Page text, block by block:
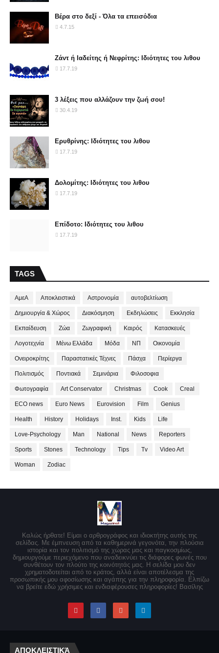
Βέρα στο δεξί - Όλα τα επεισόδια
4.7.15
Ζάντ ή Ιαδείτης ή Νεφρίτης: Ιδιότητες του λιθου
17.7.19
3 λέξεις που αλλάζουν την ζωή σου!
30.4.19
Ερυθρίνης: Ιδιότητες του λιθου
17.7.19
Δολομίτης: Ιδιότητες του λιθου
17.7.19
Επίδοτο: Ιδιότητες του λιθου
17.7.19
TAGS
ΑμεΑ Αποκλειστικά Αστρονομία αυτοβελτίωση
Δημιουργία & Χώρος Διακόσμηση Εκδηλώσεις Εκκλησία
Εκπαίδευση Ζώα Ζωγραφική Καιρός Κατασκευές
Λογοτεχνία Μένω Ελλάδα Μόδα ΝΠ Οικονομία
Ονειροκρίτης Παραστατικές Τέχνες Πάσχα Περίεργα
Πολιτισμός Ποντιακά Σεμινάρια Φιλοσοφια
Φωτογραφία Art Conservator Christmas Cook Creal
ECO news Euro News Eurovision Film Genius
Health History Holidays Inst. Kids Life
Love-Psychology Man National News Reporters
Sports Stones Technology Tips Tv Video Art
Woman Zodiac
Καλώς ήρθατε! Είμαι ο αρθρογράφος και ιδιοκτήτης αυτής της
σελίδας. Με έμπνευση από τα καθημερινά γεγονότα, την πλούσια
ιστορία και τον πολιτισμό της χώρας μας και παγκοσμίως,
δημιουργούμε περιεχόμενο που αναδεικνύει τις διάφορες φωνές που
συνθέτουν τον πλούτο της κοινότητάς μας. Η σελίδα μου δεν
χρηματοδοτείται από το κράτος, αλλά είναι αποτέλεσμα της
προσωπικής μου αφοσίωσης και αγάπης για την πληροφορία. Ελπίζω
να βρείτε εδώ χρήσιμες και ενδιαφέρουσες πληροφορίες! Βασίλης
ΑΠΟΚΛΕΙΣΤΙΚΆ